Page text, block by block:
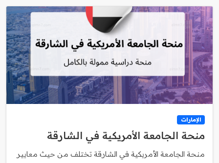
الإمارات
منحة الجامعة الأمريكية في الشارقة
منحة الجامعة الأمريكية في الشارقة تختلف من حيث معايير